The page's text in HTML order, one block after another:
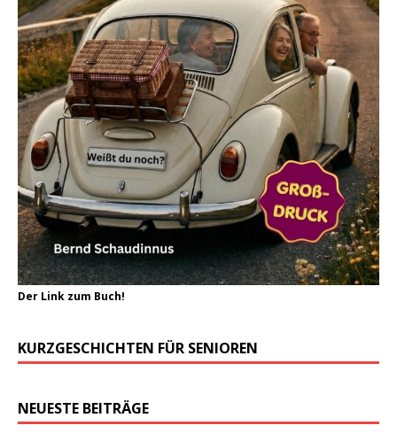
Der Link zum Buch!
KURZGESCHICHTEN FÜR SENIOREN
NEUESTE BEITRÄGE